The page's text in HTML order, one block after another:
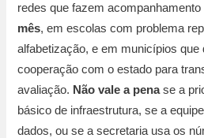
redes que fazem acompanhamento
mês, em escolas com problema
alfabetização, e em municípios que
cooperação com o estado para
avaliação. Não vale a penase a
básico de infraestrutura, se a
dados, ou se a secretaria usa os